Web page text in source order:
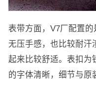
表带方面，V7厂配置
无压手感，也比较耐汗
起来比较舒适。表扣为
的字体清晰，细节与原